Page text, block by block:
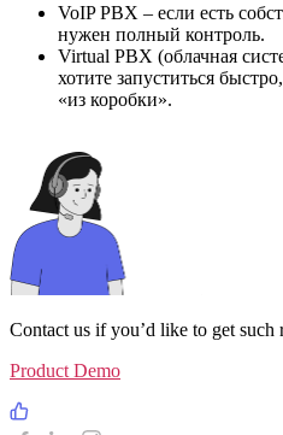
VoIP PBX – если есть
нужен полный контроль.
Virtual PBX (облачная
хотите запуститься
«из коробки».
Contact us if you’d like to get such
Product Demo